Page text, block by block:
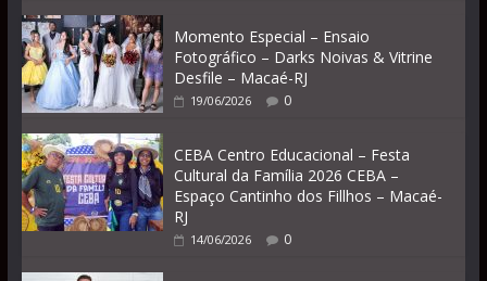
Momento Especial – Ensaio
Fotográfico – Darks Noivas & Vitrine
Desfile – Macaé-RJ
19/06/2026 0
CEBA Centro Educacional – Festa
Cultural da Família 2026 CEBA –
Espaço Cantinho dos Fillhos – Macaé-
RJ
14/06/2026 0